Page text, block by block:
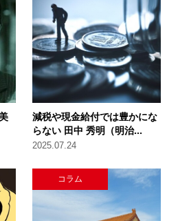
減税や現金給付では豊かにな
らない 田中 秀明（明治...
2025.07.24
コラム